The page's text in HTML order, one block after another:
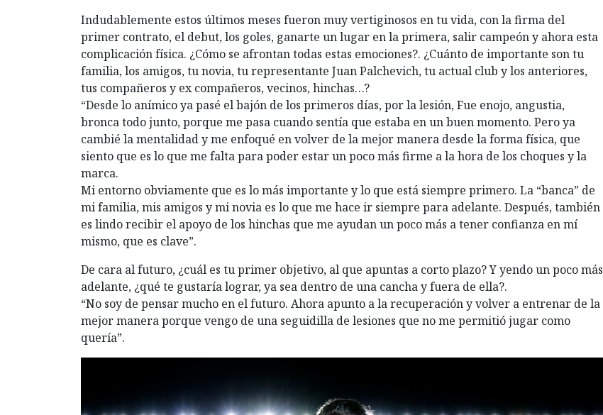
Indudablemente estos últimos meses fueron muy vertiginosos en tu vida, con la firma del
primer contrato, el debut, los goles, ganarte un lugar en la primera, salir campeón y ahora esta
complicación física. ¿Cómo se afrontan todas estas emociones?. ¿Cuánto de importante son tu
familia, los amigos, tu novia, tu representante Juan Palchevich, tu actual club y los anteriores,
tus compañeros y ex compañeros, vecinos, hinchas…?
“Desde lo anímico ya pasé el bajón de los primeros días, por la lesión, Fue enojo, angustia,
bronca todo junto, porque me pasa cuando sentía que estaba en un buen momento. Pero ya
cambié la mentalidad y me enfoqué en volver de la mejor manera desde la forma física, que
siento que es lo que me falta para poder estar un poco más firme a la hora de los choques y la
marca.
Mi entorno obviamente que es lo más importante y lo que está siempre primero. La “banca” de
mi familia, mis amigos y mi novia es lo que me hace ir siempre para adelante. Después, también
es lindo recibir el apoyo de los hinchas que me ayudan un poco más a tener confianza en mí
mismo, que es clave”.
De cara al futuro, ¿cuál es tu primer objetivo, al que apuntas a corto plazo? Y yendo un poco más
adelante, ¿qué te gustaría lograr, ya sea dentro de una cancha y fuera de ella?.
“No soy de pensar mucho en el futuro. Ahora apunto a la recuperación y volver a entrenar de la
mejor manera porque vengo de una seguidilla de lesiones que no me permitió jugar como
quería”.